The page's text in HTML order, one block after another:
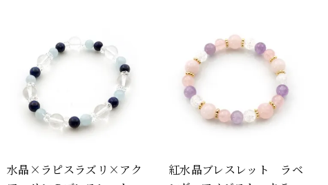
水晶×ラピスラズリ×アク
紅水晶ブレスレット ラベ